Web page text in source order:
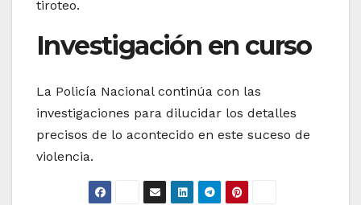
tiroteo.
Investigación en curso
La Policía Nacional continúa con las
investigaciones para dilucidar los detalles
precisos de lo acontecido en este suceso de
violencia.